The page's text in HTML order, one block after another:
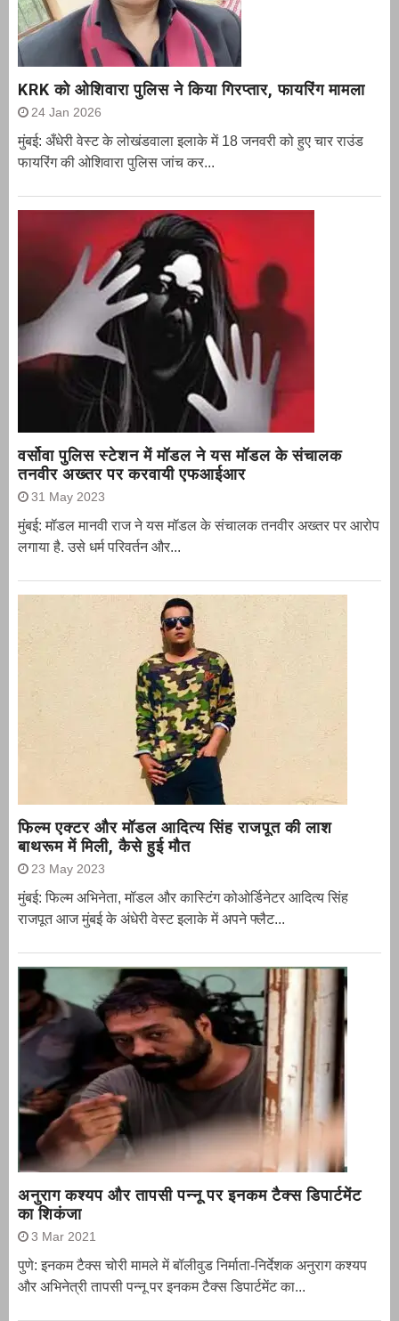
KRK को ओशिवारा पुलिस ने किया गिरप्तार, फायरिंग मामला
24 Jan 2026
मुंबई: अँधेरी वेस्ट के लोखंडवाला इलाके में 18 जनवरी को हुए चार राउंड
फायरिंग की ओशिवारा पुलिस जांच कर...
वर्सोवा पुलिस स्टेशन में मॉडल ने यस मॉडल के संचालक
तनवीर अख्तर पर करवायी एफआईआर
31 May 2023
मुंबई: मॉडल मानवी राज ने यस मॉडल के संचालक तनवीर अख्तर पर आरोप
लगाया है. उसे धर्म परिवर्तन और...
फिल्म एक्टर और मॉडल आदित्य सिंह राजपूत की लाश
बाथरूम में मिली, कैसे हुई मौत
23 May 2023
मुंबई: फिल्म अभिनेता, मॉडल और कास्टिंग कोओर्डिनेटर आदित्य सिंह
राजपूत आज मुंबई के अंधेरी वेस्ट इलाके में अपने फ्लैट...
अनुराग कश्यप और तापसी पन्नू पर इनकम टैक्स डिपार्टमेंट
का शिकंजा
3 Mar 2021
पुणे: इनकम टैक्स चोरी मामले में बॉलीवुड निर्माता-निर्देशक अनुराग कश्यप
और अभिनेत्री तापसी पन्नू पर इनकम टैक्स डिपार्टमेंट का...